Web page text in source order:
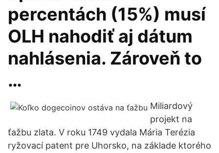
percentách (15%) musí
OLH nahodiť aj dátum
nahlásenia. Zároveň to
…
Miliardový
projekt na
ťažbu zlata. V roku 1749 vydala Mária Terézia
ryžovací patent pre Uhorsko, na základe ktorého